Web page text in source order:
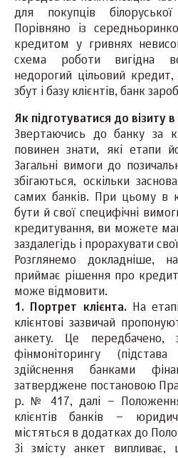
для покупців
Порівняно із
кредитом у гривнях
схема роботи вигідна
недорогий цільовий
збут і базу клієнтів, банк
Як підготуватися до візиту
Звертаючись до банку за
повинен знати, які етапи
Загальні вимоги до
збігаються, оскільки
самих банків. При цьому в
бути й свої специфічні
кредитування, ви можете
заздалегідь і прорахувати
Розглянемо докладніше,
приймає рішення про
може відмовити.
1. Портрет клієнта.
На
клієнтові зазвичай
анкету. Це передбачено,
фінмоніторингу
здійснення банками
затверджене постановою
р. № 417, далі –
клієнтів банків –
містяться в додатках до
Зі змісту анкет